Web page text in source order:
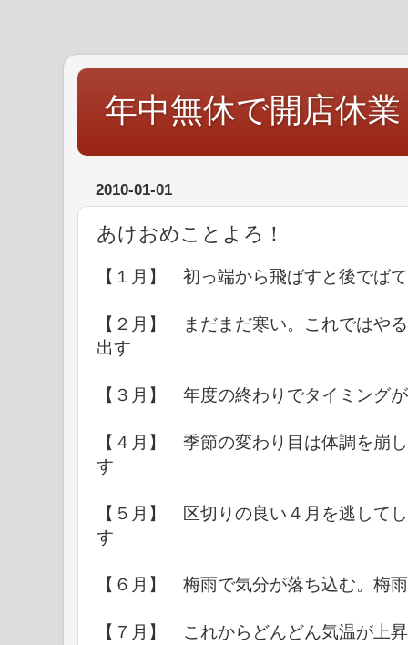
年中無休で開店休業
2010-01-01
あけおめことよろ！
【１月】 初っ端から飛ばすと後でば
【２月】 まだまだ寒い。これではや
出す
【３月】 年度の終わりでタイミング
【４月】 季節の変わり目は体調を崩
す
【５月】 区切りの良い４月を逃して
す
【６月】 梅雨で気分が落ち込む。梅
【７月】 これからどんどん気温が上